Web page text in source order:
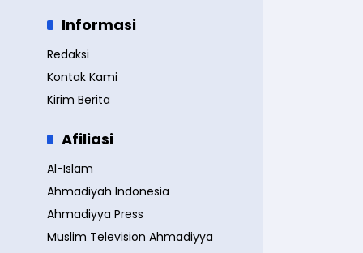
Informasi
Redaksi
Kontak Kami
Kirim Berita
Afiliasi
Al-Islam
Ahmadiyah Indonesia
Ahmadiyya Press
Muslim Television Ahmadiyya